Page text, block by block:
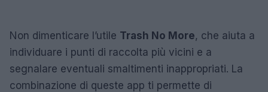
Non dimenticare l’utile Trash No More, che aiuta a
individuare i punti di raccolta più vicini e a
segnalare eventuali smaltimenti inappropriati. La
combinazione di queste app ti permette di